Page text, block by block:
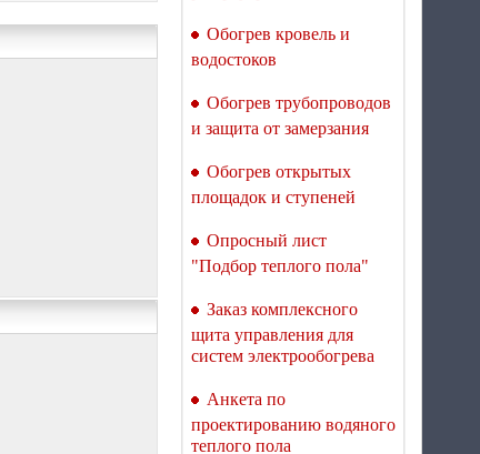
atl
Терморегулятор для
теплого пола Welrok Mex
bk atl
теплого пола Welrok Vz
atl WiFi с датчиком
воздуха
Обогрев кровель и
водостоков
Обогрев трубопроводов
и защита от замерзания
Обогрев открытых
площадок и ступеней
Опросный лист
"Подбор теплого пола"
Заказ комплексного
щита управления для
систем электрообогрева
Анкета по
проектированию водяного
теплого пола